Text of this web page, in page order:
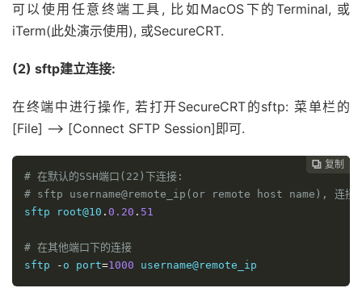
可以使用任意终端工具, 比如MacOS下的Terminal, 或
iTerm(此处演示使用), 或SecureCRT.
(2) sftp建立连接:
在终端中进行操作, 若打开SecureCRT的sftp: 菜单栏的
[File] –> [Connect SFTP Session]即可.
 复制
 复制
 复制
 复制
 复制
# 在默认的SSH端口(22)下连接:
# sftp username@remote_ip(or remote host name), 连
sftp root@10 . 0.20 . 51
# 在其他端口下的连接
sftp
- o port=1000 username@remote_ip